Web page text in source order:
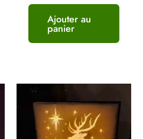
Ajouter au
panier
de
prix :
€8,00
à